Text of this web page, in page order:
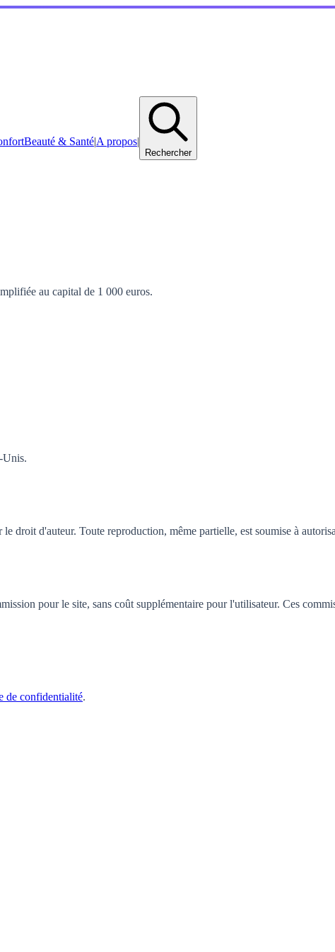
Beauté & Santé|A propos|
Rechercher
au capital de 1 000 euros.
Unis.
droit d'auteur. Toute reproduction, même partielle, est soumise à
pour le site, sans coût supplémentaire pour l'utilisateur. Ces
de confidentialité.